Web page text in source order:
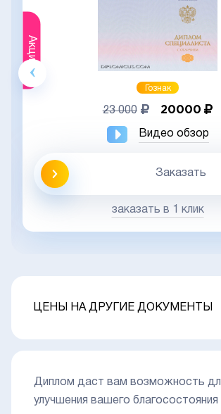
Акция
Гознак
23 000 20000
Видео обзор
Заказать
заказать в 1 клик
ЦЕНЫ НА ДРУГИЕ ДОКУМЕНТЫ
Диплом даст вам возможность
улучшения вашего благосостояния